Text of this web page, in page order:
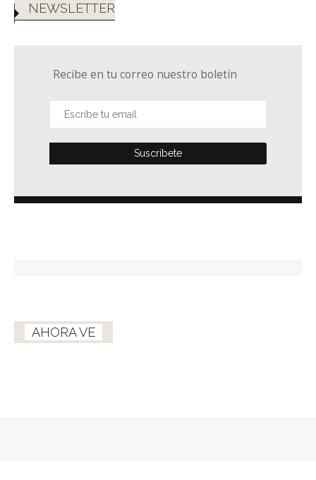
NEWSLETTER
Recibe en tu correo nuestro boletín
AHORA VE